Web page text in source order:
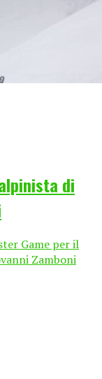
di
Game per il
Zamboni